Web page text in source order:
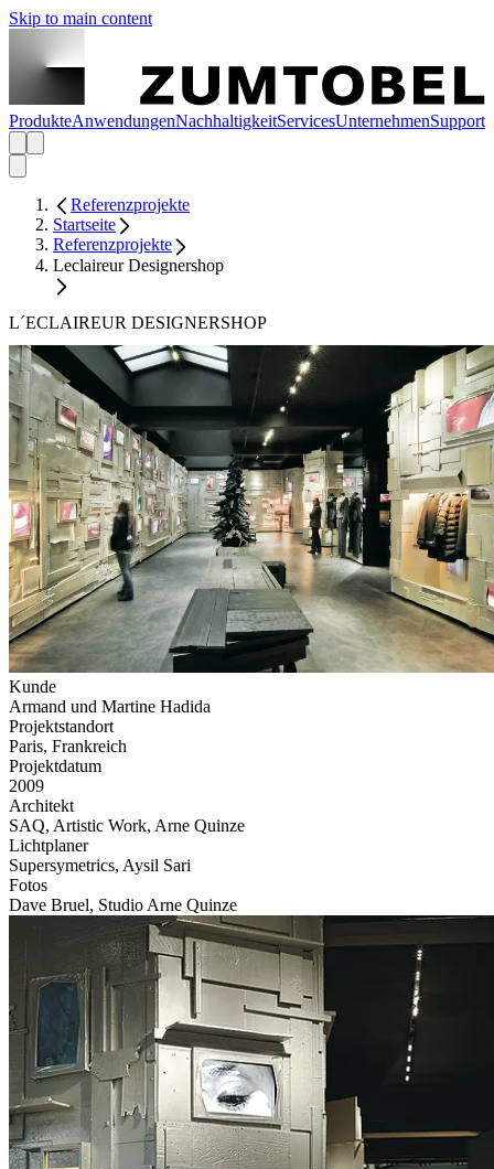
Skip to main content
ProdukteAnwendungenNachhaltigkeitServicesUnternehmenSupport
Referenzprojekte
Startseite
Referenzprojekte
Leclaireur Designershop
L´ECLAIREUR DESIGNERSHOP
Kunde
Armand und Martine Hadida
Projektstandort
Paris, Frankreich
Projektdatum
2009
Architekt
SAQ, Artistic Work, Arne Quinze
Lichtplaner
Supersymetrics, Aysil Sari
Fotos
Dave Bruel, Studio Arne Quinze